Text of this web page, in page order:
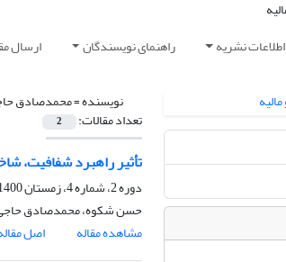
اطلاعات نشریه راهنمای نویسندگان ارسال
نویسنده =محمدصادق
تعداد مقالات: 2
تأثیر راهبرد شفافیت،
دوره 2، شماره 4، زمستان 1400، صفحه
حسن شکوه، محمدصادق حاجی
مشاهده مقاله
اصل